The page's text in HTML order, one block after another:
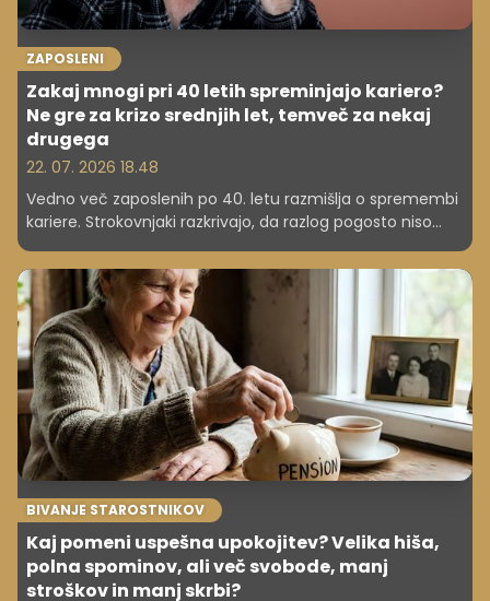
ZAPOSLENI
Zakaj mnogi pri 40 letih spreminjajo kariero?
Ne gre za krizo srednjih let, temveč za nekaj
drugega
22. 07. 2026 18.48
Vedno več zaposlenih po 40. letu razmišlja o spremembi
kariere. Strokovnjaki razkrivajo, da razlog pogosto niso
višja plača, temveč smisel, zdravje in kakovost življenja.
BIVANJE STAROSTNIKOV
Kaj pomeni uspešna upokojitev? Velika hiša,
polna spominov, ali več svobode, manj
stroškov in manj skrbi?